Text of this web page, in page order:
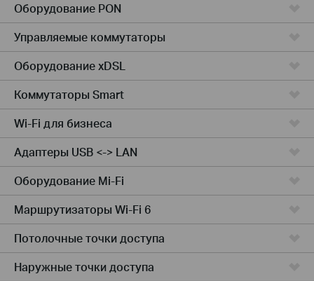
Оборудование PON
Управляемые коммутаторы
Оборудование xDSL
Коммутаторы Smart
Wi-Fi для бизнеса
Адаптеры USB <-> LAN
Оборудование Mi-Fi
Маршрутизаторы Wi-Fi 6
Потолочные точки доступа
Наружные точки доступа